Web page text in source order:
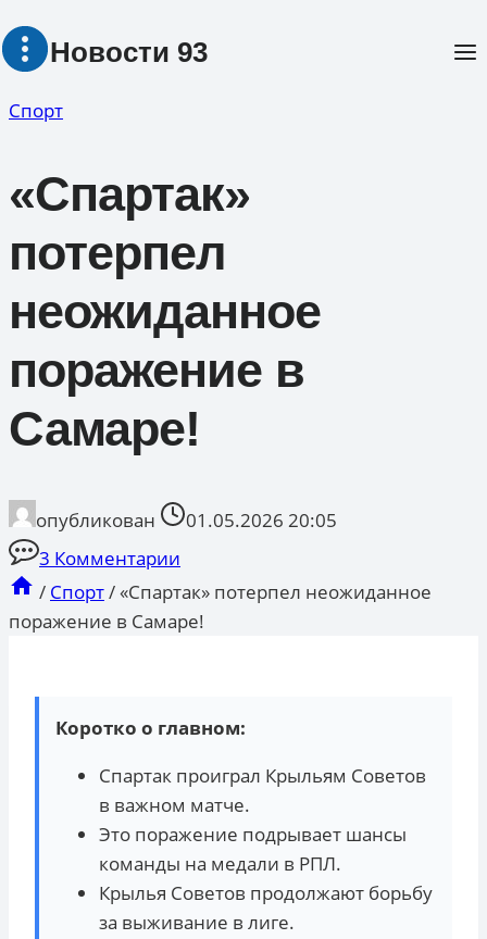
Перейти
Новости 93
Спорт
«Спартак»
потерпел
неожиданное
поражение в
Самаре!
опубликован
01.05.2026 20:05
3 Комментарии
/ Спорт/«Спартак» потерпел неожиданное
поражение в Самаре!
Коротко о главном:
Спартак проиграл Крыльям Советов
в важном матче.
Это поражение подрывает шансы
команды на медали в РПЛ.
Крылья Советов продолжают борьбу
за выживание в лиге.